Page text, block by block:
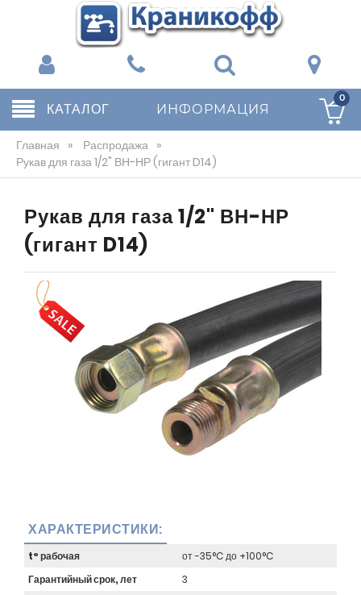
КАТАЛОГ ИНФОРМАЦИЯ
0
Главная » Распродажа »
Рукав для газа 1/2" ВН-НР (гигант D14)
Рукав для газа 1/2" ВН-НР
(гигант D14)
ХАРАКТЕРИСТИКИ:
t° рабочая
от -35°C до +100°C
Гарантийный срок, лет
3